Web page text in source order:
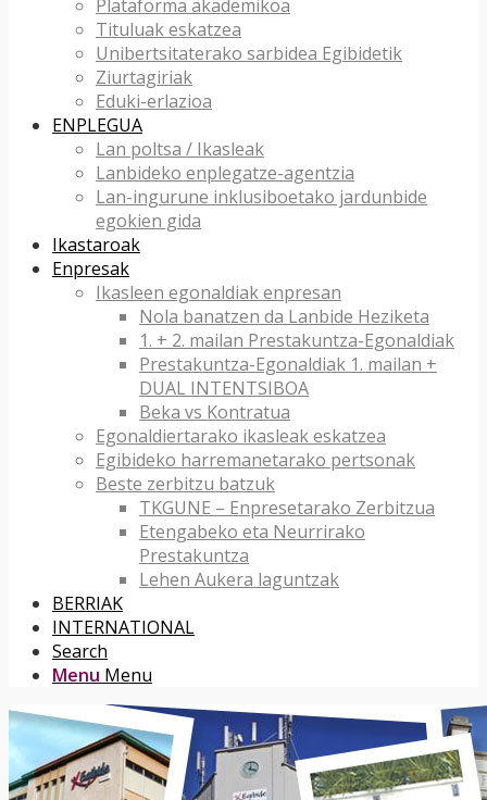
Plataforma akademikoa
Tituluak eskatzea
Unibertsitaterako sarbidea Egibidetik
Ziurtagiriak
Eduki-erlazioa
ENPLEGUA
Lan poltsa / Ikasleak
Lanbideko enplegatze-agentzia
Lan-ingurune inklusiboetako jardunbide
egokien gida
Ikastaroak
Enpresak
Ikasleen egonaldiak enpresan
Nola banatzen da Lanbide Heziketa
1. + 2. mailan Prestakuntza-Egonaldiak
Prestakuntza-Egonaldiak 1. mailan +
DUAL INTENTSIBOA
Beka vs Kontratua
Egonaldiertarako ikasleak eskatzea
Egibideko harremanetarako pertsonak
Beste zerbitzu batzuk
TKGUNE – Enpresetarako Zerbitzua
Etengabeko eta Neurrirako
Prestakuntza
Lehen Aukera laguntzak
BERRIAK
INTERNATIONAL
Search
Menu Menu